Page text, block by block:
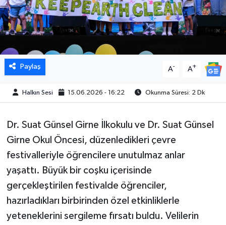
Paylaş A- A+
Halkın Sesi 15.06.2026 - 16:22 Okunma Süresi: 2 Dk
Dr. Suat Günsel Girne İlkokulu ve Dr. Suat Günsel
Girne Okul Öncesi, düzenledikleri çevre
festivalleriyle öğrencilere unutulmaz anlar
yaşattı. Büyük bir coşku içerisinde
gerçekleştirilen festivalde öğrenciler,
hazırladıkları birbirinden özel etkinliklerle
yeteneklerini sergileme fırsatı buldu. Velilerin